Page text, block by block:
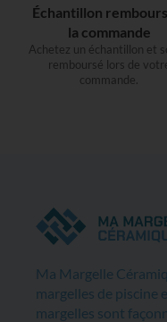
Échantillon
la commande
Achetez un échantillon et
remboursé lors de
commande.
Ma Margelle
margelles de piscine
margelles sont